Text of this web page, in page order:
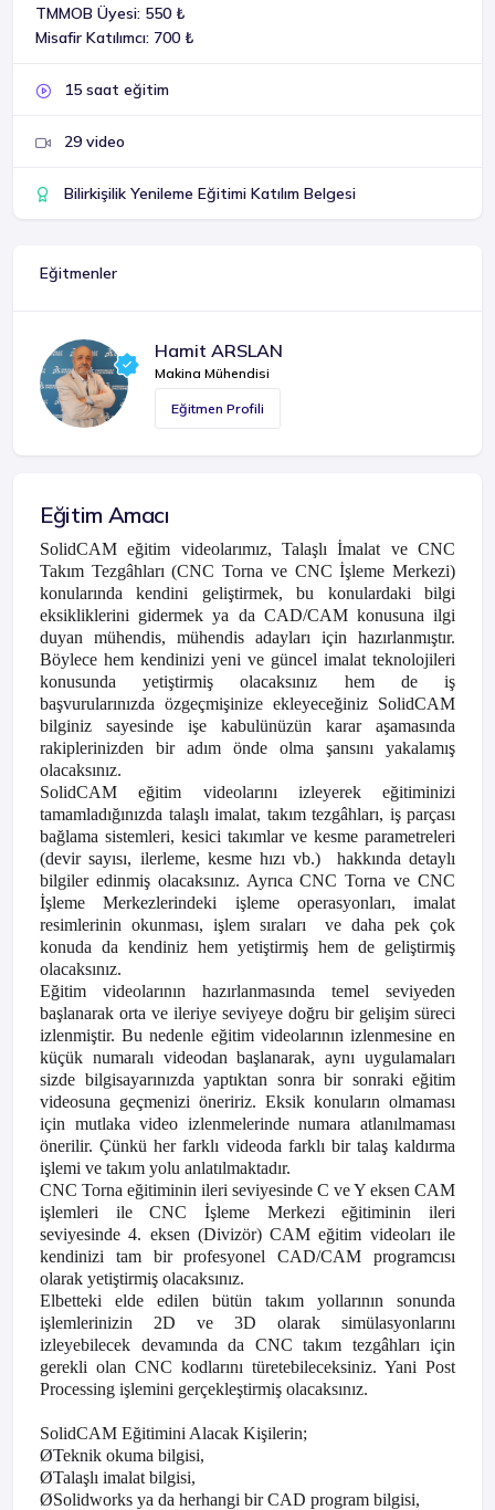
TMMOB Üyesi: 550 ₺
Misafir Katılımcı: 700 ₺
15 saat eğitim
29 video
Bilirkişilik Yenileme Eğitimi Katılım Belgesi
Eğitmenler
Hamit ARSLAN
Makina Mühendisi
Eğitmen Profili
Eğitim Amacı
SolidCAM eğitim videolarımız, Talaşlı İmalat ve CNC
Takım Tezgâhları (CNC Torna ve CNC İşleme Merkezi)
konularında kendini geliştirmek, bu konulardaki bilgi
eksikliklerini gidermek ya da CAD/CAM konusuna ilgi
duyan mühendis, mühendis adayları için hazırlanmıştır.
Böylece hem kendinizi yeni ve güncel imalat teknolojileri
konusunda yetiştirmiş olacaksınız hem de iş
başvurularınızda özgeçmişinize ekleyeceğiniz SolidCAM
bilginiz sayesinde işe kabulünüzün karar aşamasında
rakiplerinizden bir adım önde olma şansını yakalamış
olacaksınız.
SolidCAM eğitim videolarını izleyerek eğitiminizi
tamamladığınızda talaşlı imalat, takım tezgâhları, iş parçası
bağlama sistemleri, kesici takımlar ve kesme parametreleri
(devir sayısı, ilerleme, kesme hızı vb.)
hakkında detaylı
bilgiler edinmiş olacaksınız. Ayrıca CNC Torna ve CNC
İşleme Merkezlerindeki işleme operasyonları, imalat
resimlerinin okunması, işlem sıraları
ve daha pek çok
konuda da kendiniz hem yetiştirmiş hem de geliştirmiş
olacaksınız.
Eğitim videolarının hazırlanmasında temel seviyeden
başlanarak orta ve ileriye seviyeye doğru bir gelişim süreci
izlenmiştir. Bu nedenle eğitim videolarının izlenmesine en
küçük numaralı videodan başlanarak, aynı uygulamaları
sizde bilgisayarınızda yaptıktan sonra bir sonraki eğitim
videosuna geçmenizi öneririz. Eksik konuların olmaması
için mutlaka video izlenmelerinde numara atlanılmaması
önerilir. Çünkü her farklı videoda farklı bir talaş kaldırma
işlemi ve takım yolu anlatılmaktadır.
CNC Torna eğitiminin ileri seviyesinde C ve Y eksen CAM
işlemleri ile CNC İşleme Merkezi eğitiminin ileri
seviyesinde 4. eksen (Divizör) CAM eğitim videoları ile
kendinizi tam bir profesyonel CAD/CAM programcısı
olarak yetiştirmiş olacaksınız.
Elbetteki elde edilen bütün takım yollarının sonunda
işlemlerinizin 2D ve 3D olarak simülasyonlarını
izleyebilecek devamında da CNC takım tezgâhları için
gerekli olan CNC kodlarını türetebileceksiniz. Yani Post
Processing işlemini gerçekleştirmiş olacaksınız.
SolidCAM Eğitimini Alacak Kişilerin;
ØTeknik okuma bilgisi,
ØTalaşlı imalat bilgisi,
ØSolidworks ya da herhangi bir CAD program bilgisi,